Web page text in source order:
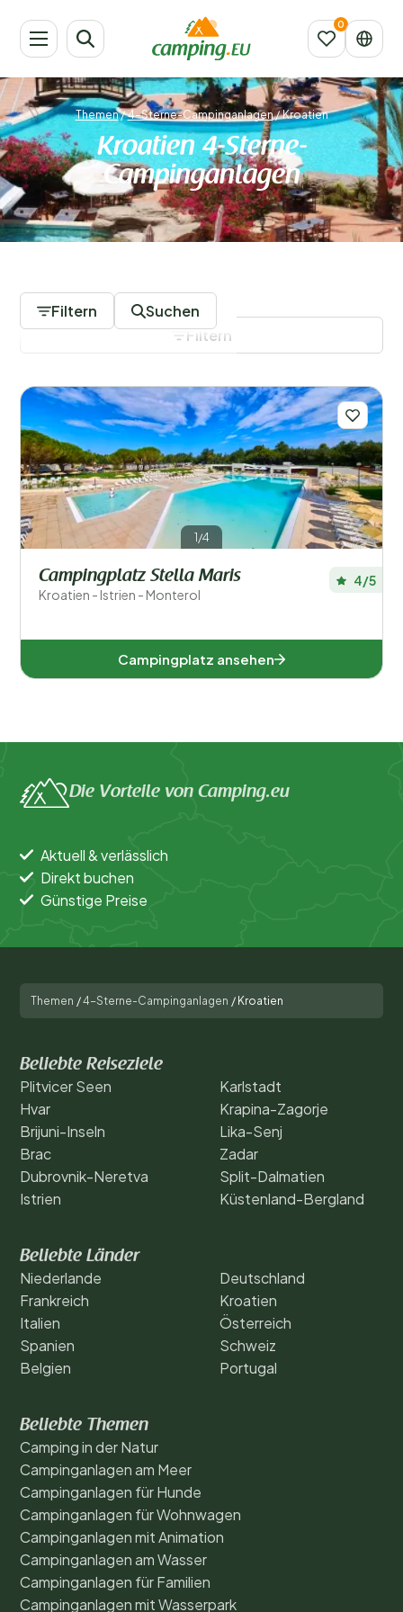
Themen/4-Sterne-Campinganlagen/Kroatien
Kroatien 4-Sterne-
Campinganlagen
Filtern Suchen
Regionen
Istrien (1)
Schwimmen
Allgemein
Sport und Freizeit
Filtern
1/4
Campingplatz Stella Maris
Kroatien - Istrien - Monterol
4/5
Campingplatz ansehen
Die Vorteile von Camping.eu
Aktuell & verlässlich
Direkt buchen
Günstige Preise
Themen /4-Sterne-Campinganlagen / Kroatien
Beliebte Reiseziele
Plitvicer Seen
Hvar
Brijuni-Inseln
Brac
Dubrovnik-Neretva
Istrien
Karlstadt
Krapina-Zagorje
Lika-Senj
Zadar
Split-Dalmatien
Küstenland-Bergland
Beliebte Länder
Niederlande
Frankreich
Italien
Spanien
Belgien
Deutschland
Kroatien
Österreich
Schweiz
Portugal
Beliebte Themen
Camping in der Natur
Campinganlagen am Meer
Campinganlagen für Hunde
Campinganlagen für Wohnwagen
Campinganlagen mit Animation
Campinganlagen am Wasser
Campinganlagen für Familien
Campinganlagen mit Wasserpark